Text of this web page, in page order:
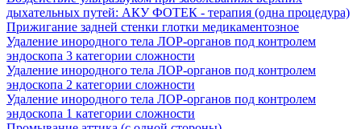
дыхательных путей: АКУ ФОТЕК - терапия (одна процедура)
Прижигание задней стенки глотки медикаментозное
Удаление инородного тела ЛОР-органов под контролем
эндоскопа 3 категории сложности
Удаление инородного тела ЛОР-органов под контролем
эндоскопа 2 категории сложности
Удаление инородного тела ЛОР-органов под контролем
эндоскопа 1 категории сложности